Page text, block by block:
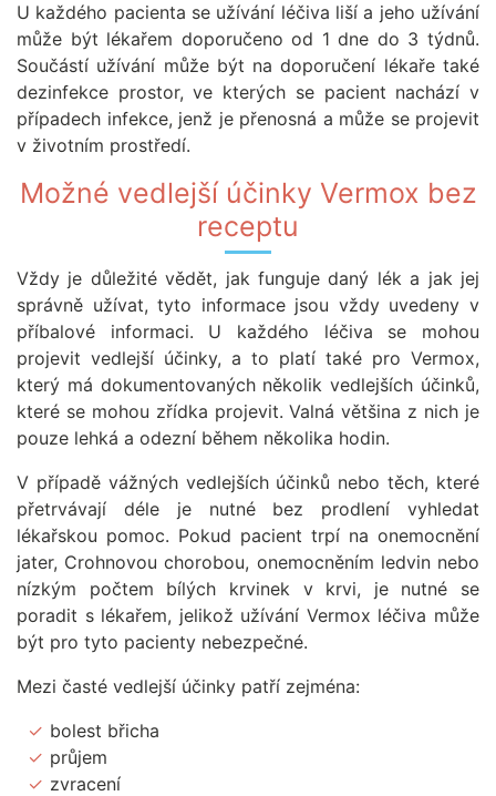
U každého pacienta se užívání léčiva liší a jeho užívání
může být lékařem doporučeno od 1 dne do 3 týdnů.
Součástí užívání může být na doporučení lékaře také
dezinfekce prostor, ve kterých se pacient nachází v
případech infekce, jenž je přenosná a může se projevit
v životním prostředí.
Možné vedlejší účinky Vermox bez
receptu
Vždy je důležité vědět, jak funguje daný lék a jak jej
správně užívat, tyto informace jsou vždy uvedeny v
příbalové informaci. U každého léčiva se mohou
projevit vedlejší účinky, a to platí také pro Vermox,
který má dokumentovaných několik vedlejších účinků,
které se mohou zřídka projevit. Valná většina z nich je
pouze lehká a odezní během několika hodin.
V případě vážných vedlejších účinků nebo těch, které
přetrvávají déle je nutné bez prodlení vyhledat
lékařskou pomoc. Pokud pacient trpí na onemocnění
jater, Crohnovou chorobou, onemocněním ledvin nebo
nízkým počtem bílých krvinek v krvi, je nutné se
poradit s lékařem, jelikož užívání Vermox léčiva může
být pro tyto pacienty nebezpečné.
Mezi časté vedlejší účinky patří zejména:
bolest břicha
průjem
zvracení